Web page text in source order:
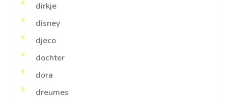
dirkje
disney
djeco
dochter
dora
dreumes